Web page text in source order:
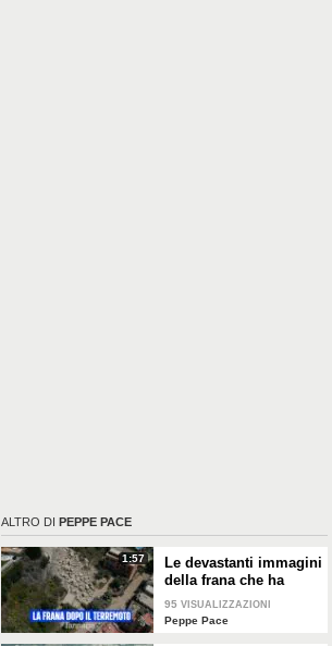
ALTRO DI PEPPE PACE
1:57
Le devastanti immagini
della frana che ha
colpito Pozzuoli dopo
il terremoto viste dal
95 VISUALIZZAZIONI
Peppe Pace